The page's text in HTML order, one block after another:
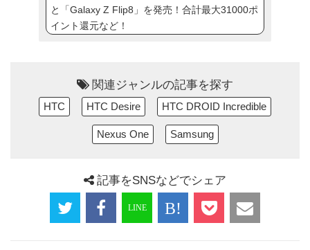
と「Galaxy Z Flip8」を発売！合計最大31000ポ
イント還元など！
関連ジャンルの記事を探す
HTC HTC Desire HTC DROID Incredible
Nexus One Samsung
記事をSNSなどでシェア